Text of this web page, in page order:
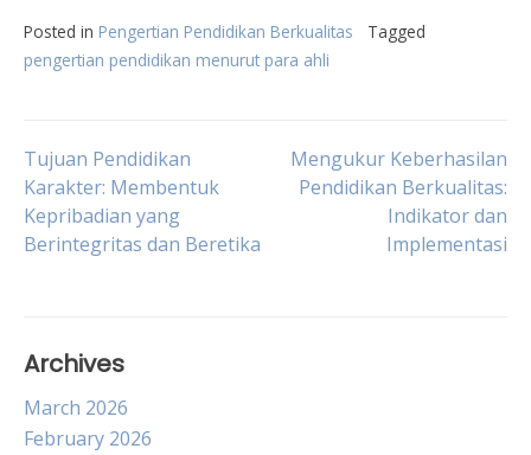
Posted in Pengertian Pendidikan Berkualitas
Tagged
pengertian pendidikan menurut para ahli
Post
navigation
Tujuan Pendidikan
Karakter: Membentuk
Kepribadian yang
Berintegritas dan Beretika
Mengukur Keberhasilan
Pendidikan Berkualitas:
Indikator dan
Implementasi
Archives
March 2026
February 2026